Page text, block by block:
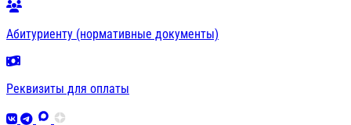
Абитуриенту (нормативные документы)
Реквизиты для оплаты